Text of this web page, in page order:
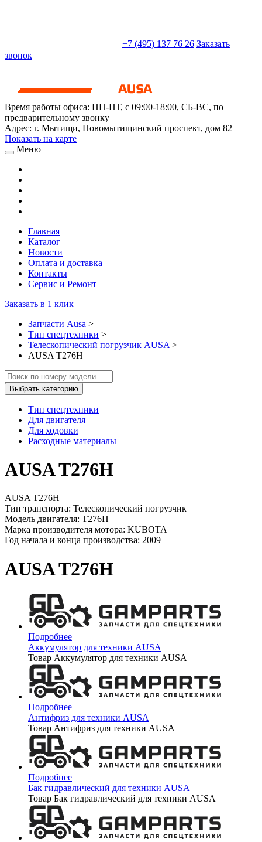
+7 (495) 137 76 26 Заказать
звонок
Время работы офиса: ПН-ПТ, с 09:00-18:00, СБ-ВС, по
предварительному звонку
Адрес: г. Мытищи, Новомытищинский проспект, дом 82
Показать на карте
Меню
Главная
Каталог
Новости
Оплата и доставка
Контакты
Сервис и Ремонт
Заказать в 1 клик
Запчасти Ausa >
Тип спецтехники >
Телескопический погрузчик AUSA >
AUSA T276H
Выбрать категорию
Тип спецтехники
Для двигателя
Для ходовки
Расходные материалы
AUSA T276H
AUSA T276H
Тип транспорта: Телескопический погрузчик
Модель двигателя: T276H
Марка производителя мотора: KUBOTA
Год начала и конца производства: 2009
AUSA T276H
Подробнее
Аккумулятор для техники AUSA
Товар Аккумулятор для техники AUSA
Подробнее
Антифриз для техники AUSA
Товар Антифриз для техники AUSA
Подробнее
Бак гидравлический для техники AUSA
Товар Бак гидравлический для техники AUSA